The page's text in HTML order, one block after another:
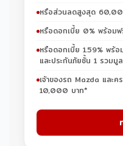
หรือส่วนลดสูงสุด
หรือดอกเบี้ย 0% พร้อม
หรือดอกเบี้ย 1.59% พร้
และประกันภัยชั้น 1 รวมมู
เจ้าของรถ Mazda และ
10,000 บาท*